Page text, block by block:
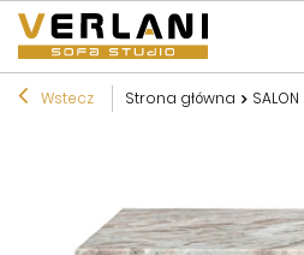
Wstecz Strona główna SALON